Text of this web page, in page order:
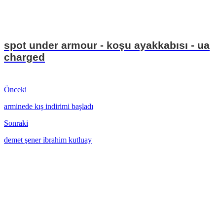
spot under armour - koşu ayakkabısı - ua
charged
Önceki
arminede kış indirimi başladı
Sonraki
demet şener ibrahim kutluay